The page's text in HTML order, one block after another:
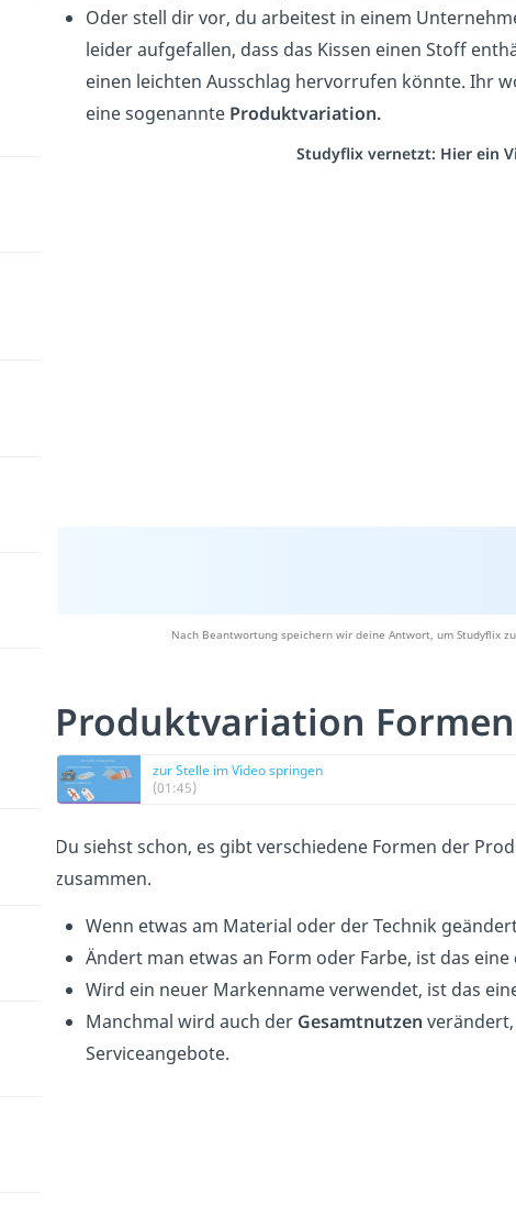
Oder stell dir vor, du arbeitest in einem
leider aufgefallen, dass das Kissen einen Stoff
einen leichten Ausschlag hervorrufen könnte. Ihr
eine sogenannte Produktvariation.
Studyflix vernetzt: Hier ein
Nach Beantwortung speichern wir deine Antwort, um Studyflix
Produktvariation Formen
zur Stelle im Video springen
(01:45)
Du siehst schon, es gibt verschiedene Formen der
zusammen.
Wenn etwas am Material oder der Technik
Ändert man etwas an Form oder Farbe, ist das eine
Wird ein neuer Markenname verwendet, ist das
Manchmal wird auch der Gesamtnutzen
Serviceangebote.